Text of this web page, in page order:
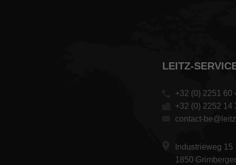
LEITZ-
+32 (0) 2251 60
+32 (0) 2252 14
contact-
Industrieweg 15
1850